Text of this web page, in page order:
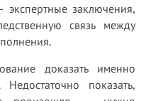
экспертные заключения,
связь между
доказать именно
Недостаточно показать,